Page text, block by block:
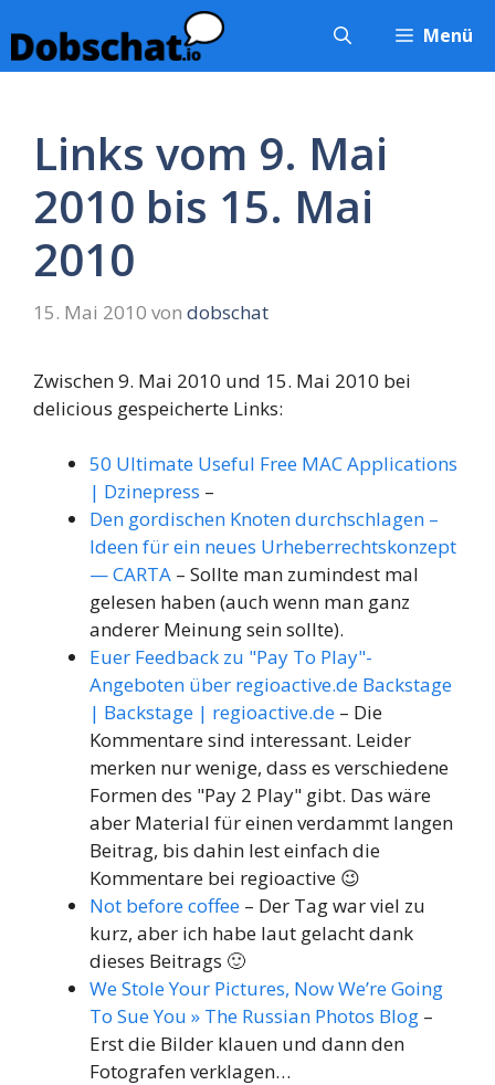
Inhalt
springen
Menü
Links vom 9. Mai
2010 bis 15. Mai
2010
15. Mai 2010 von dobschat
Zwischen 9. Mai 2010 und 15. Mai 2010 bei
delicious gespeicherte Links:
50 Ultimate Useful Free MAC Applications
| Dzinepress –
Den gordischen Knoten durchschlagen –
Ideen für ein neues Urheberrechtskonzept
— CARTA – Sollte man zumindest mal
gelesen haben (auch wenn man ganz
anderer Meinung sein sollte).
Euer Feedback zu "Pay To Play"-
Angeboten über regioactive.de Backstage
| Backstage | regioactive.de – Die
Kommentare sind interessant. Leider
merken nur wenige, dass es verschiedene
Formen des "Pay 2 Play" gibt. Das wäre
aber Material für einen verdammt langen
Beitrag, bis dahin lest einfach die
Kommentare bei regioactive 😉
Not before coffee – Der Tag war viel zu
kurz, aber ich habe laut gelacht dank
dieses Beitrags 🙂
We Stole Your Pictures, Now We’re Going
To Sue You » The Russian Photos Blog –
Erst die Bilder klauen und dann den
Fotografen verklagen…